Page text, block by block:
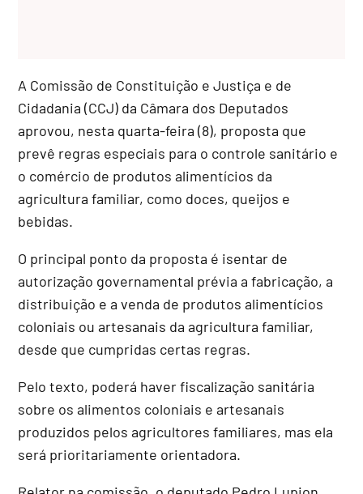
A Comissão de Constituição e Justiça e de
Cidadania (CCJ) da Câmara dos Deputados
aprovou, nesta quarta-feira (8), proposta que
prevê regras especiais para o controle sanitário e
o comércio de produtos alimentícios da
agricultura familiar, como doces, queijos e
bebidas.
O principal ponto da proposta é isentar de
autorização governamental prévia a fabricação, a
distribuição e a venda de produtos alimentícios
coloniais ou artesanais da agricultura familiar,
desde que cumpridas certas regras.
Pelo texto, poderá haver fiscalização sanitária
sobre os alimentos coloniais e artesanais
produzidos pelos agricultores familiares, mas ela
será prioritariamente orientadora.